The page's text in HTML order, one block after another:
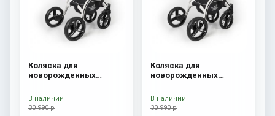
Коляска для
новорожденных
White) Red Lux
30 990 р
В наличии
Коляска для
новорожденных
White) Borduex
30 990 р
В наличии